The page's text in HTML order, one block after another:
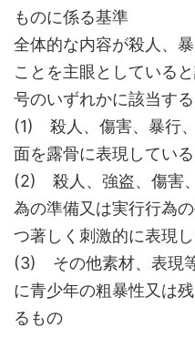
ものに係る基準
全体的な内容が殺人、
ことを主眼としている
号のいずれかに該当す
(1) 殺人、傷害、暴行
面を露骨に表現してい
(2) 殺人、強盗、傷害
為の準備又は実行行為
つ著しく刺激的に表現
(3) その他素材、表現
に青少年の粗暴性又は
るもの